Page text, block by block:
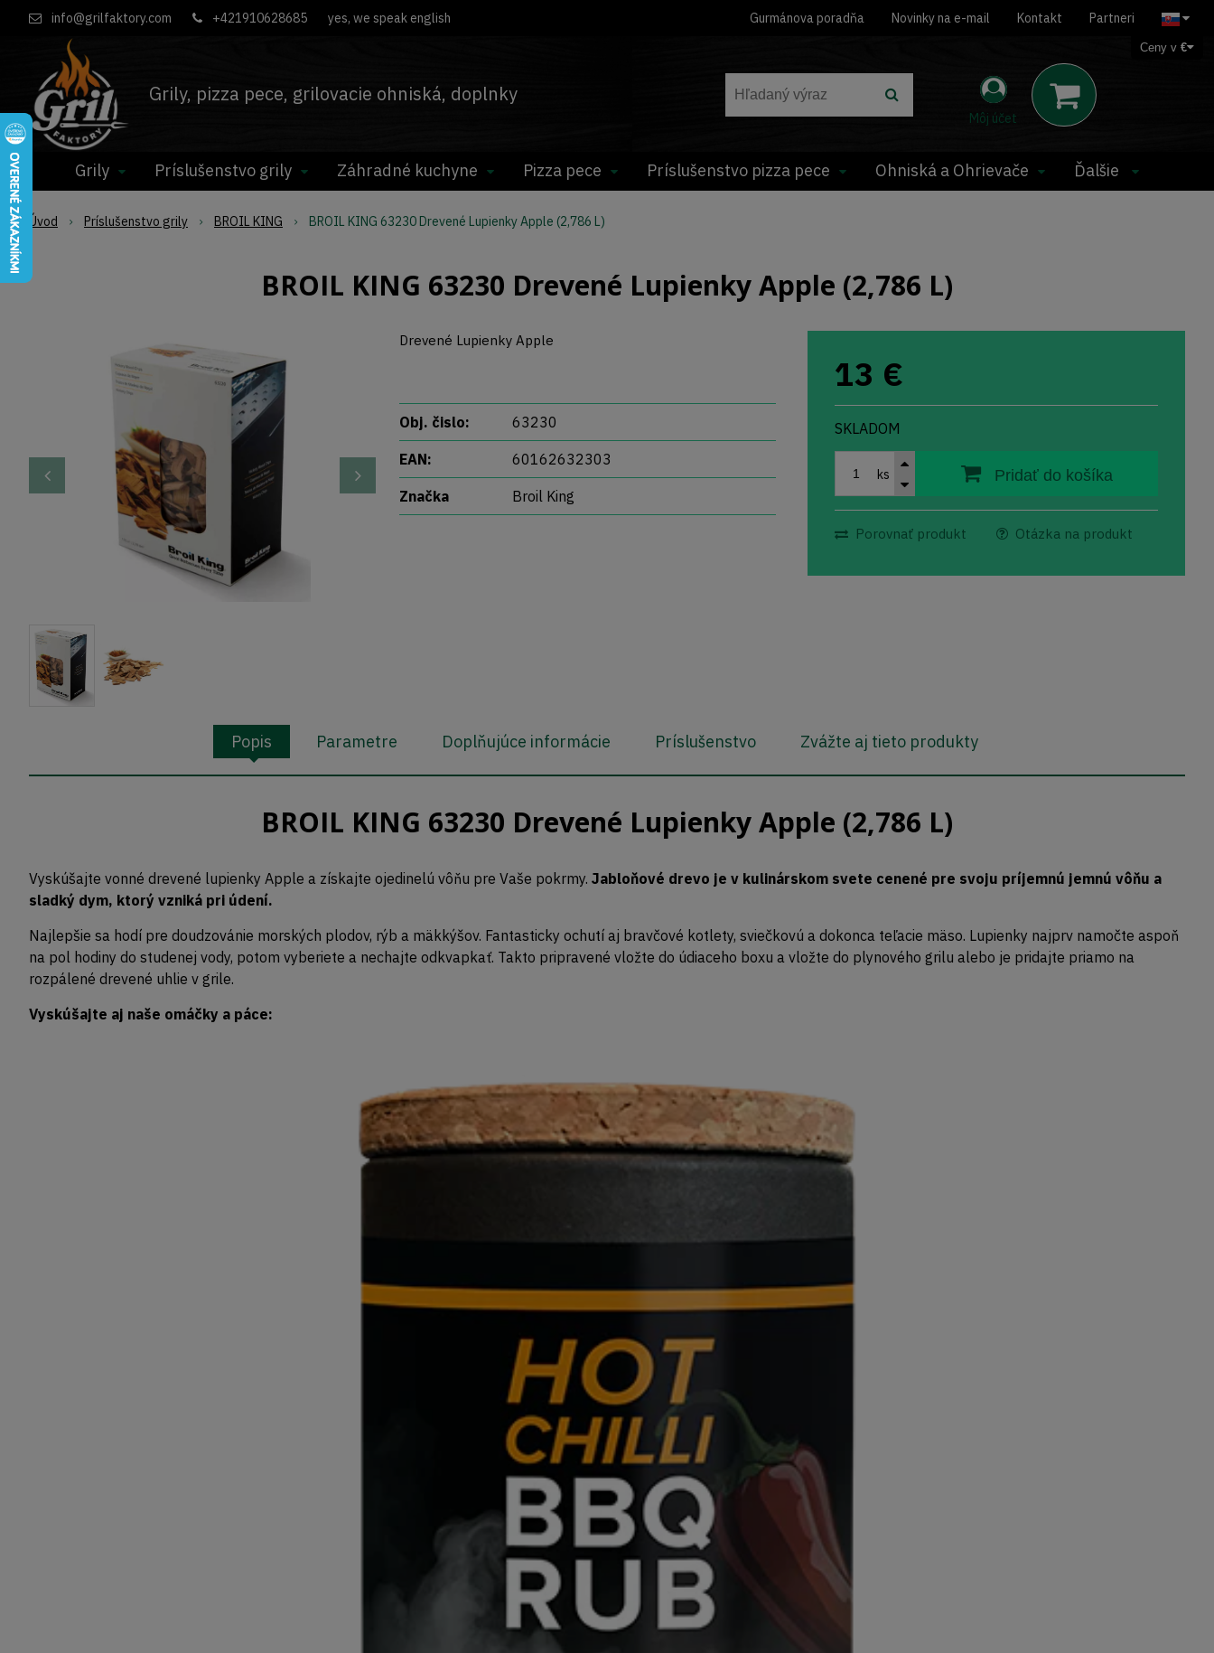
Grily, pizza pece, grilovacie ohniská, doplnky
info@grilfaktory.com +421910628685 yes, we speak english Gurmánova poradňa Novinky na e-mail Kontakt Partneri
Môj účet
Ceny v €
Grily Príslušenstvo grily Záhradné kuchyne Pizza pece Príslušenstvo pizza pece Ohniská a Ohrievače Ďalšie
Úvod Príslušenstvo grily BROIL KING BROIL KING 63230 Drevené Lupienky Apple (2,786 L)
BROIL KING 63230 Drevené Lupienky Apple (2,786 L)
13 €
SKLADOM
ks Pridať do košíka
Porovnať produkt Otázka na produkt
Drevené Lupienky Apple
Obj. čislo: 63230
EAN: 60162632303
Značka Broil King
Popis Parametre Doplňujúce informácie Príslušenstvo Zvážte aj tieto produkty
BROIL KING 63230 Drevené Lupienky Apple (2,786 L)
Vyskúšajte vonné drevené lupienky Apple a získajte ojedinelú vôňu pre Vaše pokrmy. Jabloňové drevo je v kulinárskom svete cenené pre svoju príjemnú jemnú vôňu a
sladký dym, ktorý vzniká pri údení.
Najlepšie sa hodí pre doudzovánie morských plodov, rýb a mäkkýšov. Fantasticky ochutí aj bravčové kotlety, sviečkovú a dokonca teľacie mäso. Lupienky najprv namočte aspoň
na pol hodiny do studenej vody, potom vyberiete a nechajte odkvapkať. Takto pripravené vložte do údiaceho boxu a vložte do plynového grilu alebo je pridajte priamo na
rozpálené drevené uhlie v grile.
Vyskúšajte aj naše omáčky a páce: